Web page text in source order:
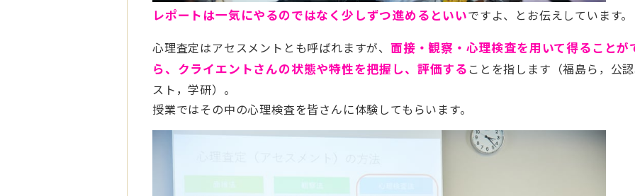
レポートは一気にやるのではなく少しずつ進めるといいですよ、とお伝えしています。
心理査定はアセスメントとも呼ばれますが、 面接・観察・心理検査を用いて得ることが
ら、クライエントさんの状態や特性を把握し、評価する ことを指します（福島ら，公
スト，学研）。
授業ではその中の心理検査を皆さんに体験してもらいます。